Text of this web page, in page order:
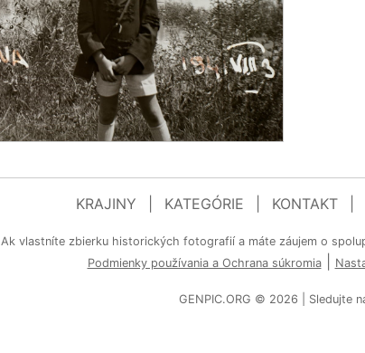
KRAJINY KATEGÓRIE KONTAKT
Ak vlastníte zbierku historických fotografií a máte záujem o
Podmienky používania a Ochrana súkromia|
GENPIC.ORG © 2026 | Sledujte